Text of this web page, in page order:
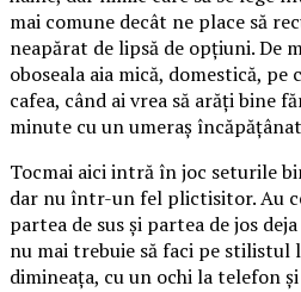
mai comune decât ne place să
neapărat de lipsă de opțiuni. De
oboseala aia mică, domestică,
cafea, când ai vrea să arăți bine
minute cu un umeraș
Tocmai aici intră în joc seturile
dar nu într-un fel plictisitor. Au
partea de sus și partea de jos
nu mai trebuie să faci pe stilistul
dimineața, cu un ochi la telefon